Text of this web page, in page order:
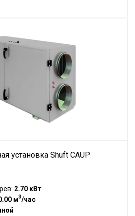
установка Shuft CAUP
2.70 кВт
м3/час